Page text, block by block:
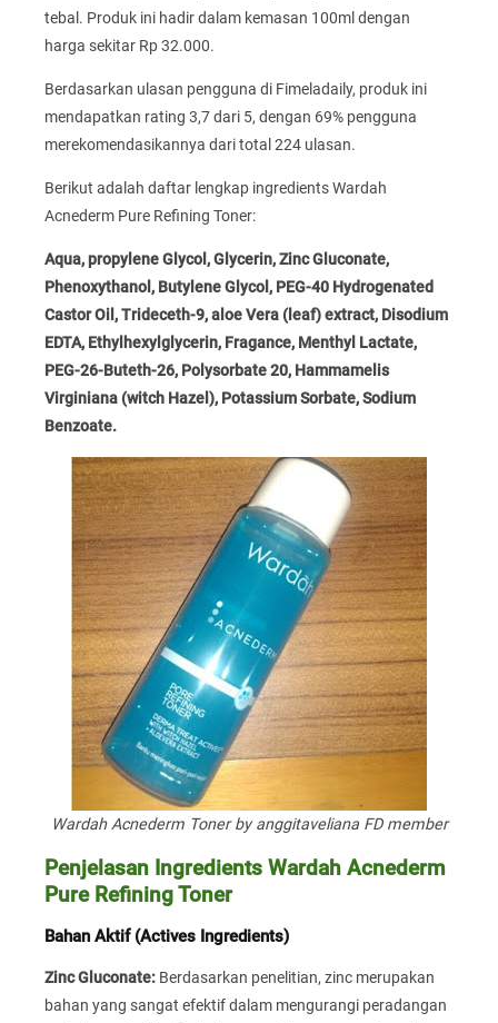
tebal. Produk ini hadir dalam kemasan 100ml dengan
harga sekitar Rp 32.000.
Berdasarkan ulasan pengguna di Fimeladaily, produk ini
mendapatkan rating 3,7 dari 5, dengan 69% pengguna
merekomendasikannya dari total 224 ulasan.
Berikut adalah daftar lengkap ingredients Wardah
Acnederm Pure Refining Toner:
Aqua, propylene Glycol, Glycerin, Zinc Gluconate,
Phenoxythanol, Butylene Glycol, PEG-40 Hydrogenated
Castor Oil, Trideceth-9, aloe Vera (leaf) extract, Disodium
EDTA, Ethylhexylglycerin, Fragance, Menthyl Lactate,
PEG-26-Buteth-26, Polysorbate 20, Hammamelis
Virginiana (witch Hazel), Potassium Sorbate, Sodium
Benzoate.
Wardah Acnederm Toner by anggitaveliana FD member
Penjelasan Ingredients Wardah Acnederm
Pure Refining Toner
Bahan Aktif (Actives Ingredients)
Zinc Gluconate: Berdasarkan penelitian, zinc merupakan
bahan yang sangat efektif dalam mengurangi peradangan